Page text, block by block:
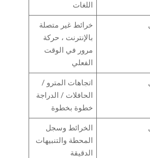
اللغات
خرائط غير متصلة
بالإنترنت ، حركة
مرور في الوقت
الفعلي
اتجاهات المترو /
الحافلات / الدراجة
خطوة بخطوة
الخرائط وسجل
المحطة والتنبيهات
الدقيقة